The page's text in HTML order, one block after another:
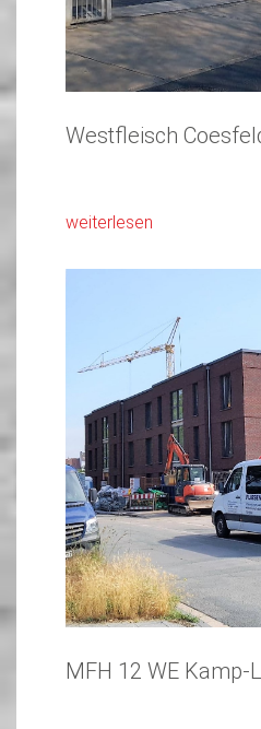
Westfleisch
weiterlesen
MFH 12 WE Kamp-